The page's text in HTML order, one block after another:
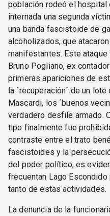
población rodeó el hospital
internada una segunda
una banda fascistoide de
alcoholizados, que
manifestantes. Este
Bruno Pogliano, ex
primeras apariciones de
la ´recuperación´ de un
Mascardi, los ´buenos
verdadero desfile armado.
tipo finalmente fue
contraste entre el trato
fascistoides y la
del poder político, es
frecuentan Lago
tanto de estas actividades.
La denuncia de la